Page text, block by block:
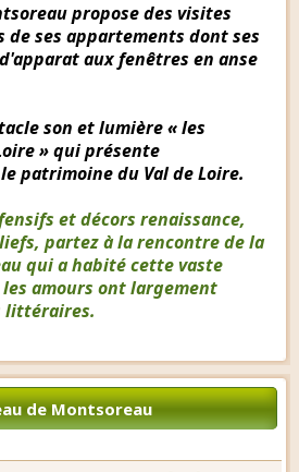
propose des visites
de ses appartements dont ses
aux fenêtres en anse
son et lumière « les
» qui présente
patrimoine du Val de Loire.
et décors renaissance,
partez à la rencontre de la
qui a habité cette vaste
amours ont largement
littéraires.
de Montsoreau